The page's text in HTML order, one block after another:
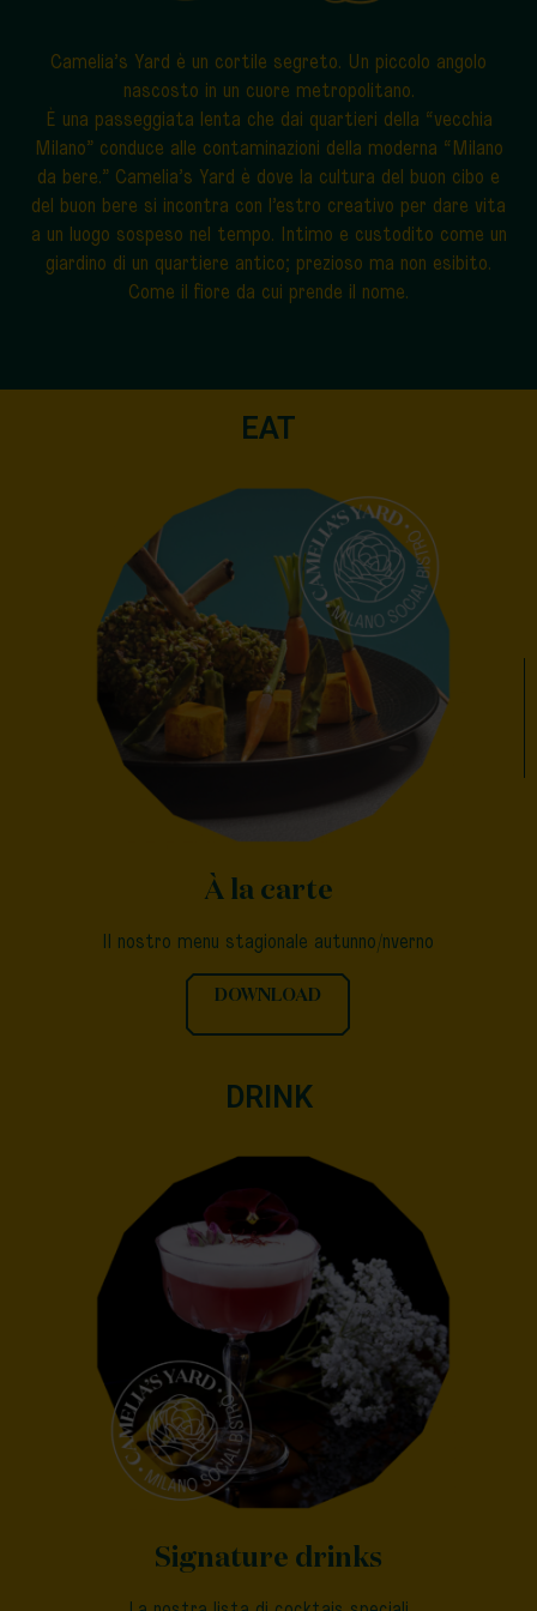
Camelia’s Yard è un cortile segreto. Un piccolo angolo
nascosto in un cuore metropolitano.
È una passeggiata lenta che dai quartieri della “vecchia
Milano” conduce alle contaminazioni della moderna “Milano
da bere.” Camelia’s Yard è dove la cultura del buon cibo e
del buon bere si incontra con l’estro creativo per dare vita
a un luogo sospeso nel tempo. Intimo e custodito come un
giardino di un quartiere antico; prezioso ma non esibito.
Come il fiore da cui prende il nome.
EAT
À la carte
Il nostro menu stagionale autunno/nverno
DOWNLOAD
DRINK
Signature drinks